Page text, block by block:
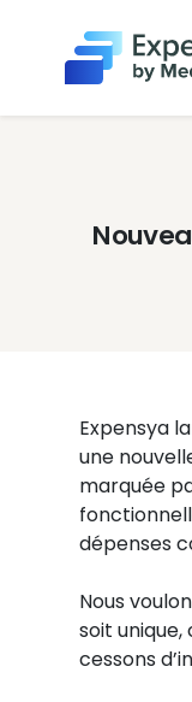
Expensya
une
marquée
dépenses
Nous
soit unique,
cessons